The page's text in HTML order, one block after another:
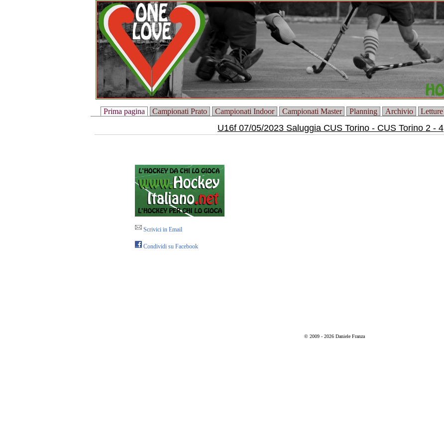
Prima pagina Campionati Prato Campionati Indoor Campionati Master Planning Archivio Letture
U16f 07/05/2023 Saluggia CUS Torino - CUS Torino 2 - 4
Scrivici in Email
Condividi su Facebook
© 2009 - 2026 Daniele Franza